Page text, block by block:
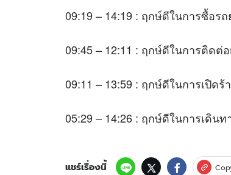
09:19 – 14:19 : ฤกษ์ดีในการซื้อร
09:45 – 12:11 : ฤกษ์ดีในการติดต่อ
09:11 – 13:59 : ฤกษ์ดีในการเปิดร้
05:29 – 14:26 : ฤกษ์ดีในการเดิน
แชร์เรื่องนี้